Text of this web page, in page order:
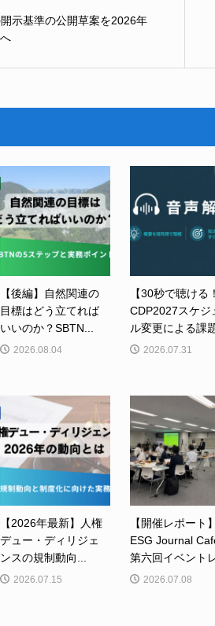
示基準の公開草案を2026年
【後編】自然関連の
目標はどう立てれば
いいのか？SBTN...
2026.08.04
【30秒で聴ける
CDP2027スケジ
ル変更による課題
2026.07.31
【2026年最新】人権
デュー・ディリジェ
ンスの規制動向...
2026.07.15
【開催レポート】
ESG Journal
第六回イベントレ
2026.07.08